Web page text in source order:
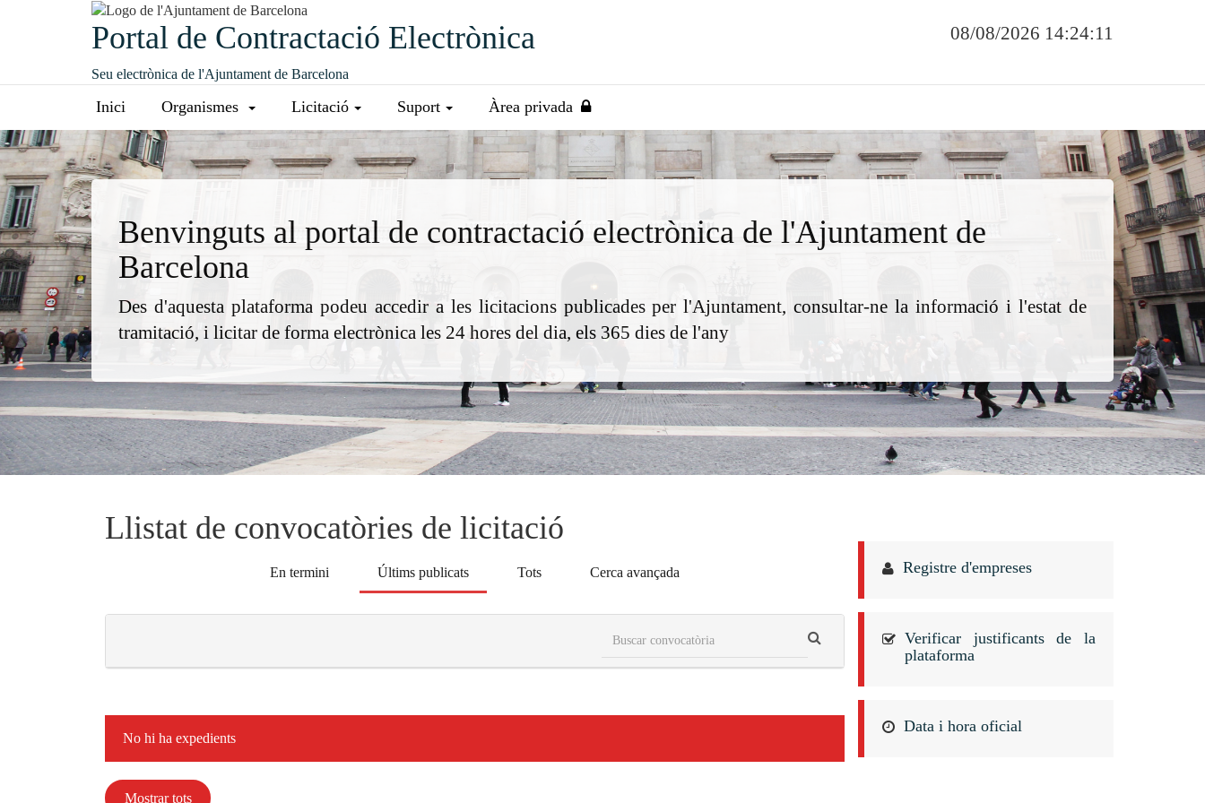
08/08/2026 14:24:12
Portal de Contractació Electrònica
Seu electrònica de l'Ajuntament de Barcelona
Inici Organismes Licitació Suport Àrea privada
Benvinguts al portal de contractació electrònica de l'Ajuntament de
Barcelona
Des d'aquesta plataforma podeu accedir a les licitacions publicades per l'Ajuntament, consultar-ne la informació i l'estat de
tramitació, i licitar de forma electrònica les 24 hores del dia, els 365 dies de l'any
Llistat de convocatòries de licitació
En termini Últims publicats Tots Cerca avançada
No hi ha expedients
Mostrar tots
Registre d'empreses
Verificar justificants de la
plataforma
Data i hora oficial